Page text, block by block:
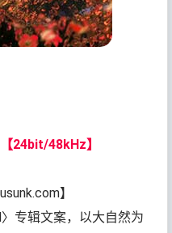
【24bit/48kHz】
】
〉专辑文案，以大自然为